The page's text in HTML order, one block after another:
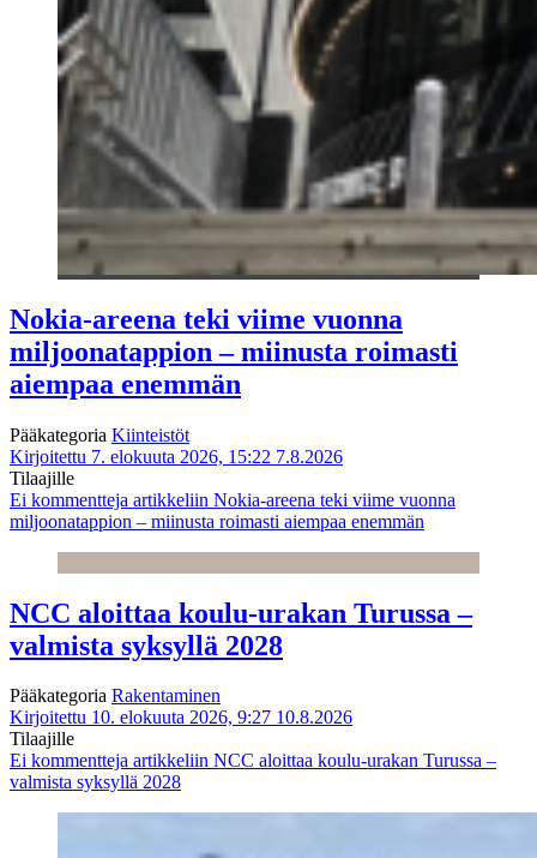
Nokia-areena teki viime vuonna
miljoonatappion – miinusta roimasti
aiempaa enemmän
Pääkategoria Kiinteistöt
Kirjoitettu 7. elokuuta 2026, 15:22 7.8.2026
Tilaajille
Ei kommentteja artikkeliin Nokia-areena teki viime vuonna
miljoonatappion – miinusta roimasti aiempaa enemmän
NCC aloittaa koulu-urakan Turussa –
valmista syksyllä 2028
Pääkategoria Rakentaminen
Kirjoitettu 10. elokuuta 2026, 9:27 10.8.2026
Tilaajille
Ei kommentteja artikkeliin NCC aloittaa koulu-urakan Turussa –
valmista syksyllä 2028